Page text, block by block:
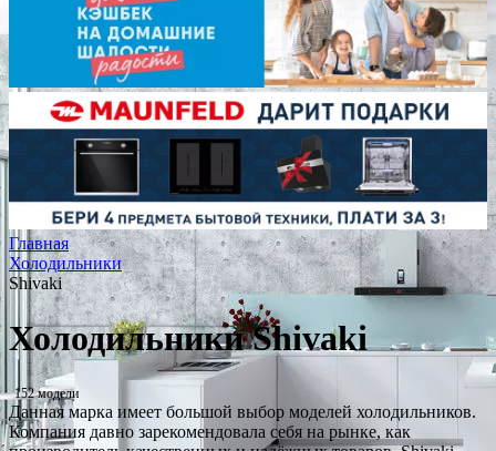
Главная
Холодильники
Shivaki
Холодильники Shivaki
152 модели
Данная марка имеет большой выбор моделей холодильников.
Компания давно зарекомендовала себя на рынке, как